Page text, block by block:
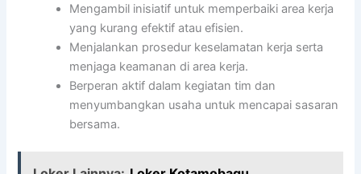
Mengambil inisiatif untuk memperbaiki area kerja
yang kurang efektif atau efisien.
Menjalankan prosedur keselamatan kerja serta
menjaga keamanan di area kerja.
Berperan aktif dalam kegiatan tim dan
menyumbangkan usaha untuk mencapai sasaran
bersama.